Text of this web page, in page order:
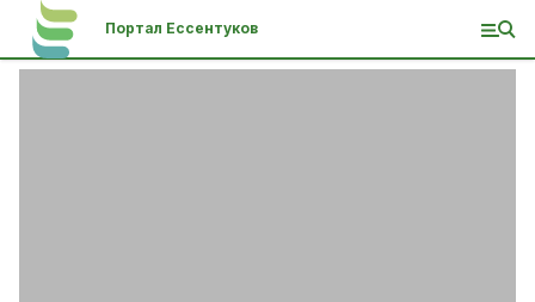
Портал Ессентуков